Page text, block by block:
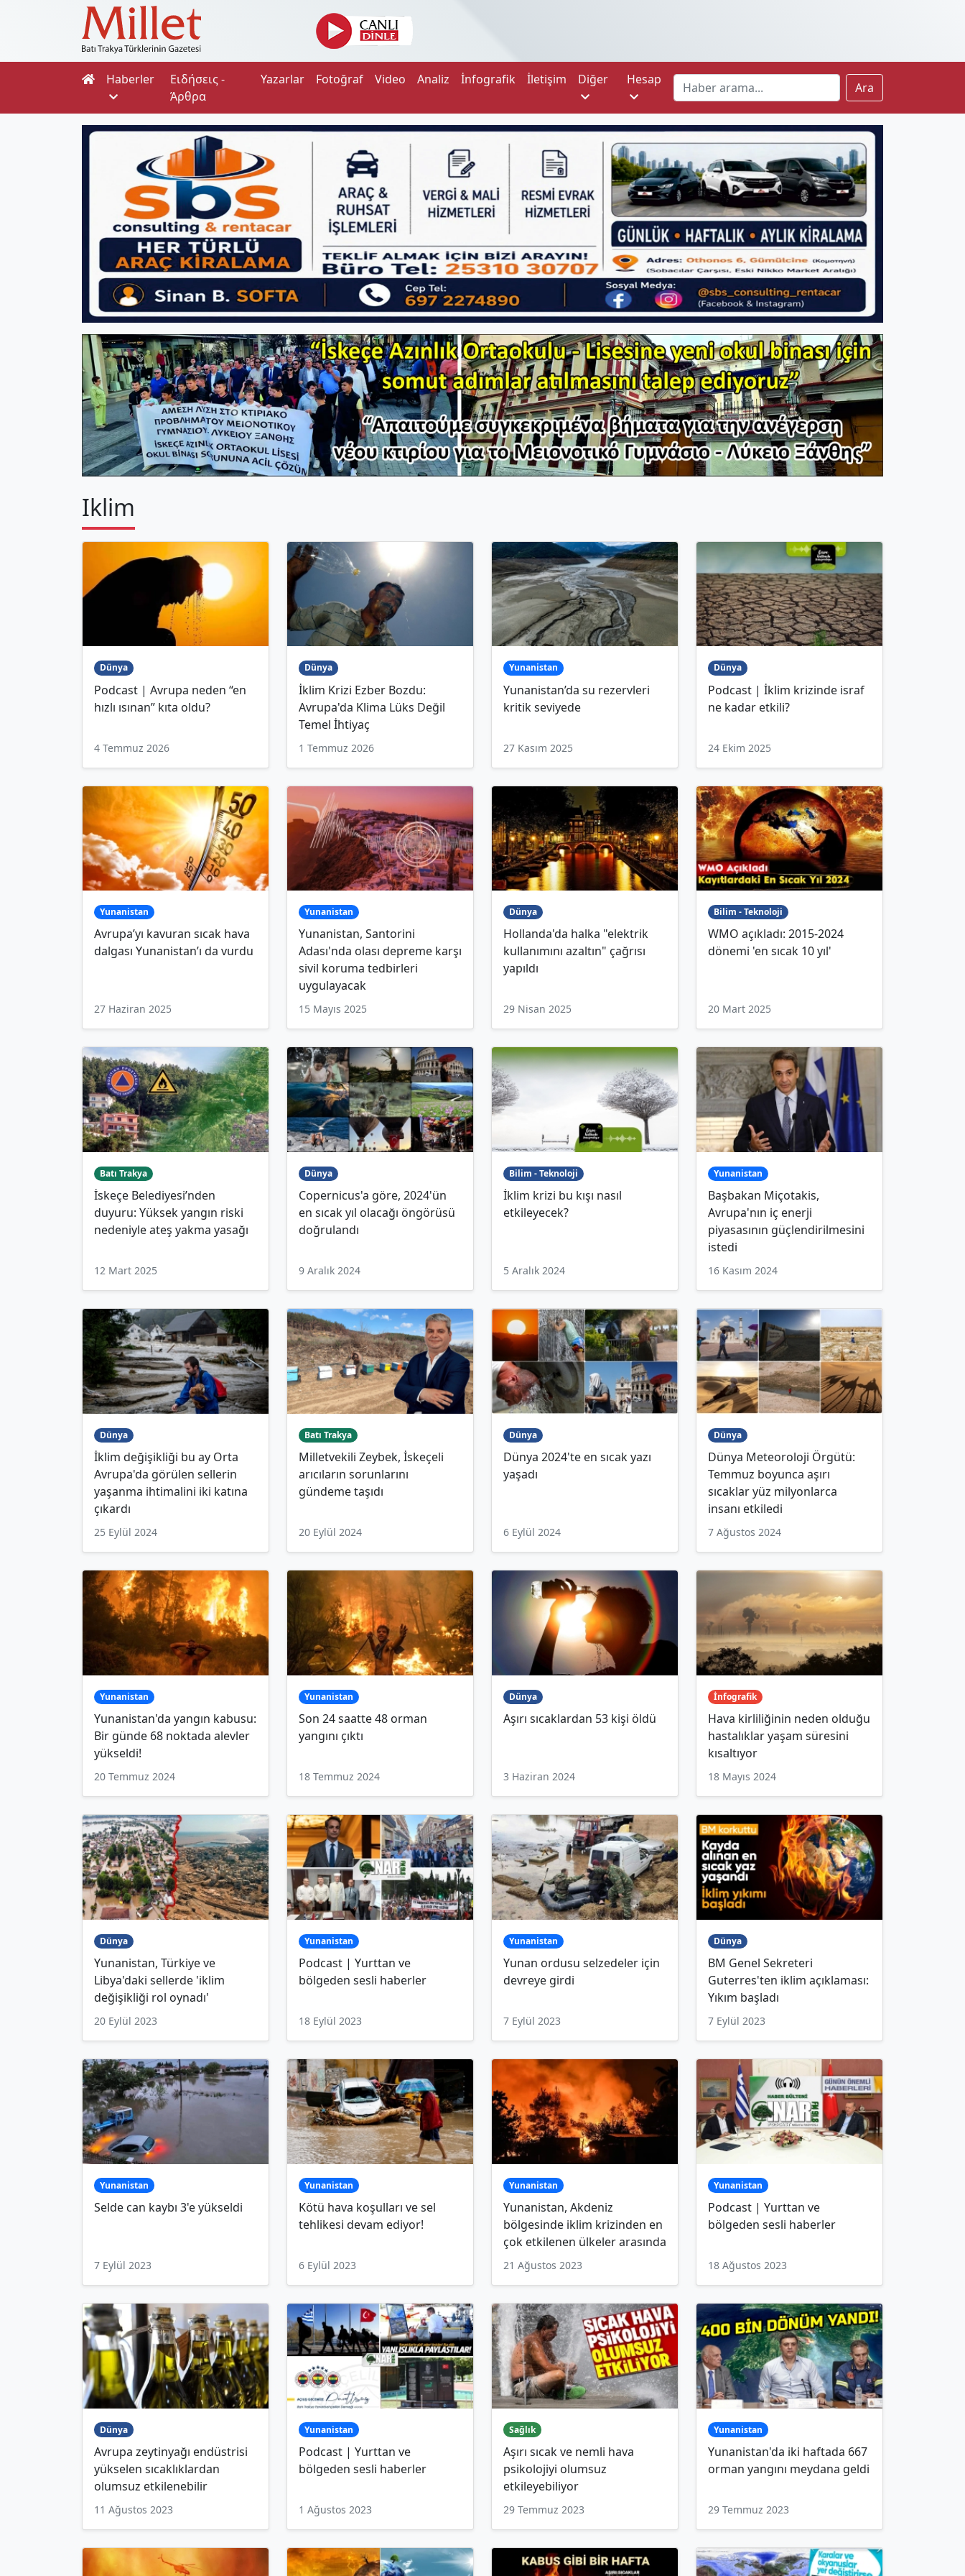
Haberler
Ειδήσεις -
Άρθρα
Yazarlar Fotoğraf Video Analiz İnfografik İletişim Diğer Hesap
Ara
Iklim
Dünya
Podcast | Avrupa neden “en
hızlı ısınan” kıta oldu?
4 Temmuz 2026
Dünya
İklim Krizi Ezber Bozdu:
Avrupa'da Klima Lüks Değil
Temel İhtiyaç
1 Temmuz 2026
Yunanistan
Yunanistan’da su rezervleri
kritik seviyede
27 Kasım 2025
Dünya
Podcast | İklim krizinde israf
ne kadar etkili?
24 Ekim 2025
Yunanistan
Avrupa’yı kavuran sıcak hava
dalgası Yunanistan’ı da vurdu
27 Haziran 2025
Yunanistan
Yunanistan, Santorini
Adası'nda olası depreme karşı
sivil koruma tedbirleri
uygulayacak
15 Mayıs 2025
Dünya
Hollanda'da halka "elektrik
kullanımını azaltın" çağrısı
yapıldı
29 Nisan 2025
Bilim - Teknoloji
WMO açıkladı: 2015-2024
dönemi 'en sıcak 10 yıl'
20 Mart 2025
Batı Trakya
İskeçe Belediyesi’nden
duyuru: Yüksek yangın riski
nedeniyle ateş yakma yasağı
12 Mart 2025
Dünya
Copernicus'a göre, 2024'ün
en sıcak yıl olacağı öngörüsü
doğrulandı
9 Aralık 2024
Bilim - Teknoloji
İklim krizi bu kışı nasıl
etkileyecek?
5 Aralık 2024
Yunanistan
Başbakan Miçotakis,
Avrupa'nın iç enerji
piyasasının güçlendirilmesini
istedi
16 Kasım 2024
Dünya
İklim değişikliği bu ay Orta
Avrupa'da görülen sellerin
yaşanma ihtimalini iki katına
çıkardı
25 Eylül 2024
Batı Trakya
Milletvekili Zeybek, İskeçeli
arıcıların sorunlarını
gündeme taşıdı
20 Eylül 2024
Dünya
Dünya 2024'te en sıcak yazı
yaşadı
6 Eylül 2024
Dünya
Dünya Meteoroloji Örgütü:
Temmuz boyunca aşırı
sıcaklar yüz milyonlarca
insanı etkiledi
7 Ağustos 2024
Yunanistan
Yunanistan'da yangın kabusu:
Bir günde 68 noktada alevler
yükseldi!
20 Temmuz 2024
Yunanistan
Son 24 saatte 48 orman
yangını çıktı
18 Temmuz 2024
Dünya
Aşırı sıcaklardan 53 kişi öldü
3 Haziran 2024
İnfografik
Hava kirliliğinin neden olduğu
hastalıklar yaşam süresini
kısaltıyor
18 Mayıs 2024
Dünya
Yunanistan, Türkiye ve
Libya'daki sellerde 'iklim
değişikliği rol oynadı'
20 Eylül 2023
Yunanistan
Podcast | Yurttan ve
bölgeden sesli haberler
18 Eylül 2023
Yunanistan
Yunan ordusu selzedeler için
devreye girdi
7 Eylül 2023
Dünya
BM Genel Sekreteri
Guterres'ten iklim açıklaması:
Yıkım başladı
7 Eylül 2023
Yunanistan
Selde can kaybı 3'e yükseldi
7 Eylül 2023
Yunanistan
Kötü hava koşulları ve sel
tehlikesi devam ediyor!
6 Eylül 2023
Yunanistan
Yunanistan, Akdeniz
bölgesinde iklim krizinden en
çok etkilenen ülkeler arasında
21 Ağustos 2023
Yunanistan
Podcast | Yurttan ve
bölgeden sesli haberler
18 Ağustos 2023
Dünya
Avrupa zeytinyağı endüstrisi
yükselen sıcaklıklardan
olumsuz etkilenebilir
11 Ağustos 2023
Yunanistan
Podcast | Yurttan ve
bölgeden sesli haberler
1 Ağustos 2023
Sağlık
Aşırı sıcak ve nemli hava
psikolojiyi olumsuz
etkileyebiliyor
29 Temmuz 2023
Yunanistan
Yunanistan'da iki haftada 667
orman yangını meydana geldi
29 Temmuz 2023